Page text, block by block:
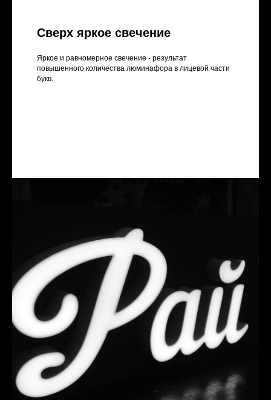
Сверх яркое свечение
Яркое и равномерное свечение - результат
повышенного количества люминафора в лицевой части
букв.